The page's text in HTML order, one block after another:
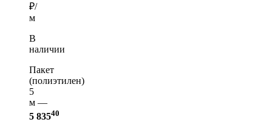
₽/
м
В
наличии
Пакет
(полиэтилен)
5
м —
5 83540